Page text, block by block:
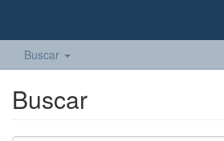
Buscar
Buscar